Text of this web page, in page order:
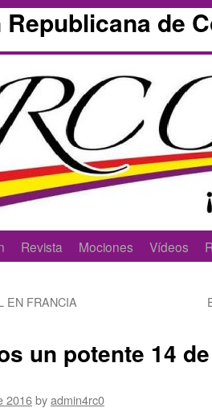
de
Revista Mociones Vídeos
EN FRANCIA
un potente 14
2016byadmin4rc0